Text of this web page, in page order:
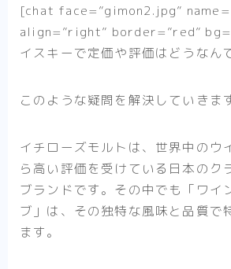
[chat face=”gimon2.jpg”
align=”right” border=”red”
イスキーで定価や評価はどうな
このような疑問を解決していきま
イチローズモルトは、世界中のウ
ら高い評価を受けている日本のク
ブランドです。その中でも 「ワイ
ブ」 は、その独特な風味と品質で
ます。